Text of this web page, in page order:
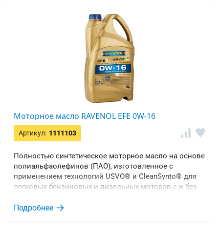
Моторное масло RAVENOL EFE 0W-16
Артикул: 1111103
Полностью синтетическое моторное масло на основе
полиальфаолефинов (ПАО), изготовленное с
применением технологий USVO® и CleanSynto® для
легковых бензиновых и дизельных моторов с и без
Особенно рекомендуется для гибридных двигателей.
Подробнее